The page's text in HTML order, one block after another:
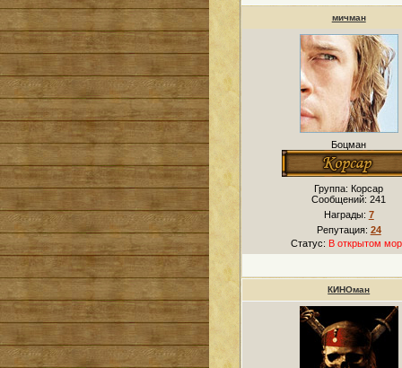
мичман
Боцман
Группа: Корсар
Сообщений:241
Награды: 7
Репутация: 24
Статус: В открытом
КИНОман